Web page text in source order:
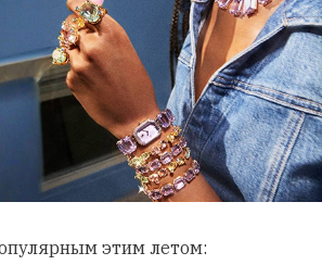
этим летом: